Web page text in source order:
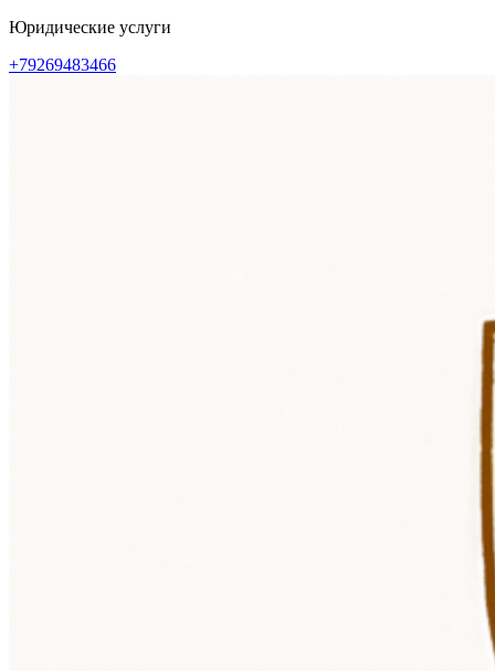
Перейти
содержимому
Юридические услуги
+79269483466